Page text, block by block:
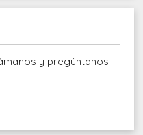
y pregúntanos